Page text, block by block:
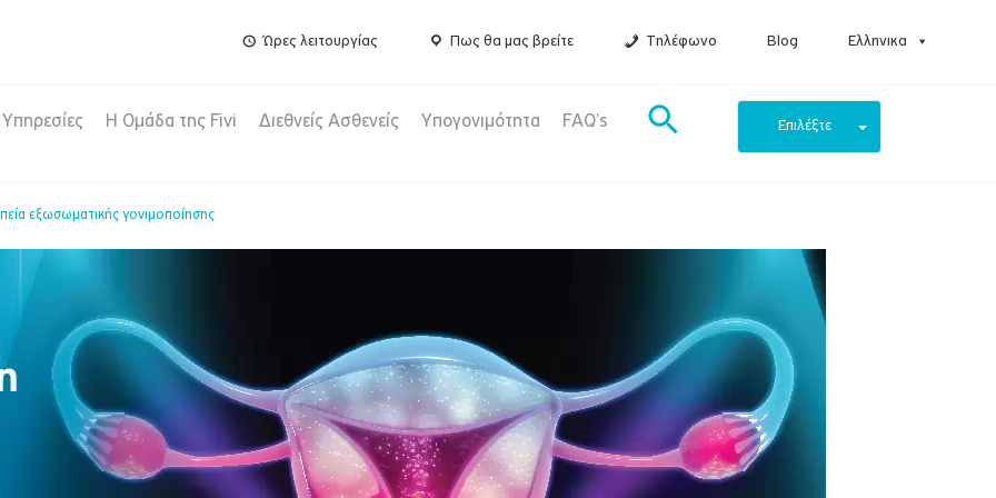
Ώρες λειτουργίας Πως θα μας βρείτε Τηλέφωνο Blog Ελληνικα
Υπηρεσίες Η Ομάδα της Fivi Διεθνείς Ασθενείς Υπογονιμότητα FAQ’s Επιλέξτε
εξωσωματικής γονιμοποίησης